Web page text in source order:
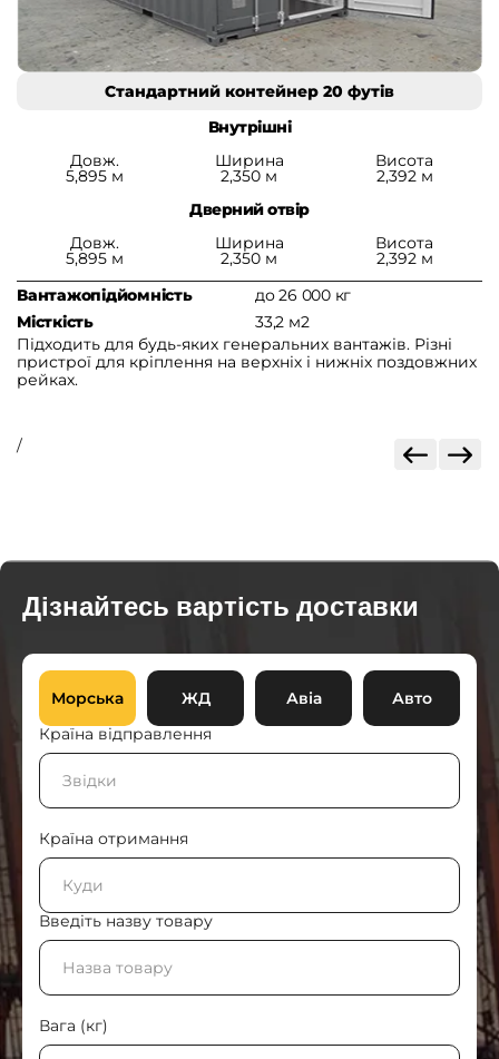
Стандартний контейнер 20 футів
Внутрішні
Довж.
5,895 м
Ширина
2,350 м
Висота
2,392 м
Дверний отвір
Довж.
5,895 м
Ширина
2,350 м
Висота
2,392 м
Вантажопідйомність
до 26 000 кг
Місткість
33,2 м2
Підходить для будь-яких генеральних вантажів. Різні
пристрої для кріплення на верхніх і нижніх поздовжних
рейках.
/
Дізнайтесь вартість доставки
Морська ЖД Авіа
Авто
Країна відправлення
Країна отримання
Введіть назву товару
Вага (кг)